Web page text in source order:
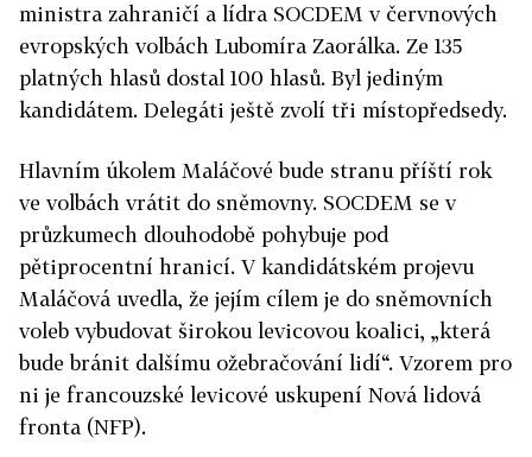
ministra zahraničí a lídra SOCDEM v červnových
evropských volbách Lubomíra Zaorálka. Ze 135
platných hlasů dostal 100 hlasů. Byl jediným
kandidátem. Delegáti ještě zvolí tři místopředsedy.
Hlavním úkolem Maláčové bude stranu příští rok
ve volbách vrátit do sněmovny. SOCDEM se v
průzkumech dlouhodobě pohybuje pod
pětiprocentní hranicí. V kandidátském projevu
Maláčová uvedla, že jejím cílem je do sněmovních
voleb vybudovat širokou levicovou koalici, „která
bude bránit dalšímu ožebračování lidí“. Vzorem pro
ni je francouzské levicové uskupení Nová lidová
fronta (NFP).